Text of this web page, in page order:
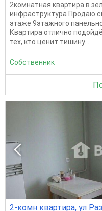
2комнатная квартира в
инфраструктура Продаю
этаже 9этажного
Квартира отлично
тех, кто ценит тишину...
Собственник
2-комн квартира, ул